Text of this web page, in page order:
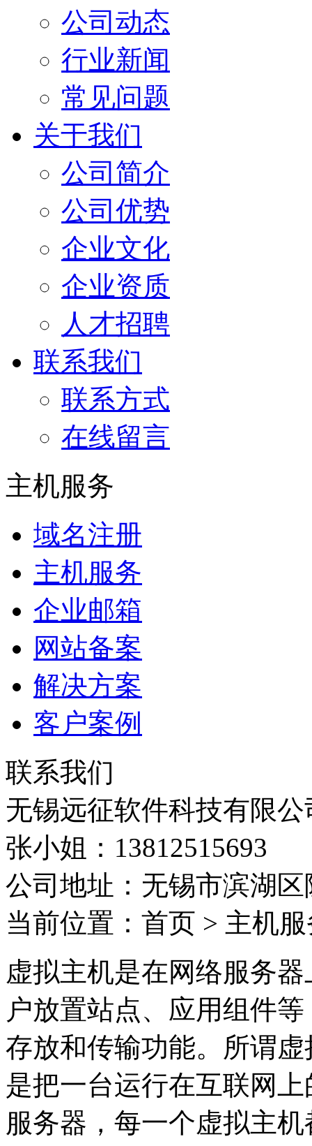
公司动态
行业新闻
常见问题
关于我们
公司简介
公司优势
企业文化
企业资质
人才招聘
联系我们
联系方式
在线留言
主机服务
域名注册
主机服务
企业邮箱
网站备案
解决方案
客户案例
联系我们
无锡远征软件科技有限公
张小姐：13812515693
公司地址：无锡市滨湖
当前位置：首页 > 主机
虚拟主机是在网络服务
户放置站点、应用组件
存放和传输功能。所谓
是把一台运行在互联网
服务器，每一个虚拟主